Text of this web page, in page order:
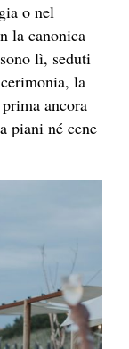
o nel
la canonica
lì, seduti
la
ancora
piani né cene